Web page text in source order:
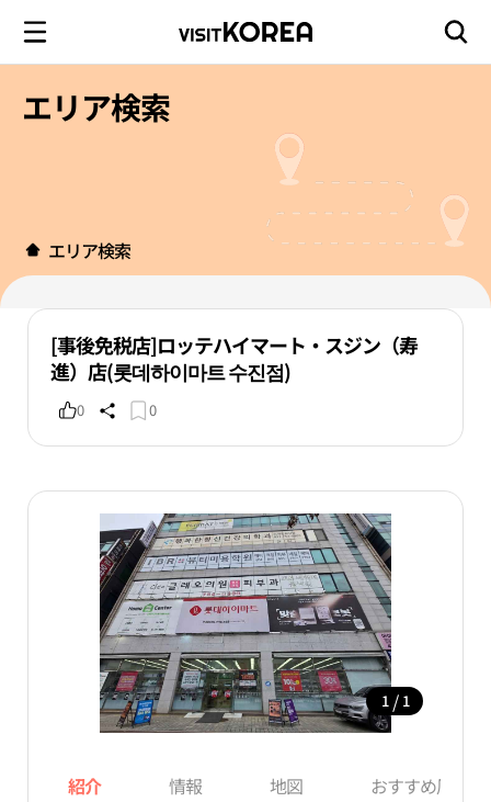
エリア検索
エリア検索
[事後免税店]ロッテハイマート・スジン（寿
進）店(롯데하이마트 수진점)
0 0
1 / 1
紹介 情報 地図 おすすめ周辺